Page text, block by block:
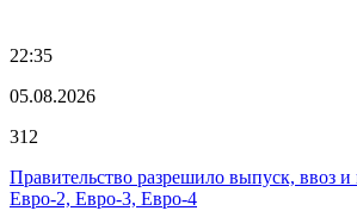
22:35
05.08.2026
312
Правительство разрешило выпуск, ввоз
Евро-2, Евро-3, Евро-4